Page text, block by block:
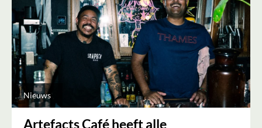
Nieuws
Artefacts Café heeft alle